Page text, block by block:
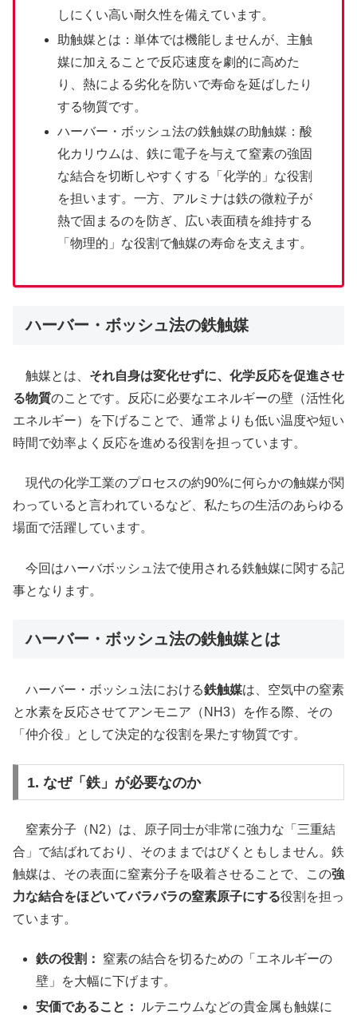
しにくい高い耐久性を備えています。
助触媒とは：単体では機能しませんが、主触
媒に加えることで反応速度を劇的に高めた
り、熱による劣化を防いで寿命を延ばしたり
する物質です。
ハーバー・ボッシュ法の鉄触媒の助触媒：酸
化カリウムは、鉄に電子を与えて窒素の強固
な結合を切断しやすくする「化学的」な役割
を担います。一方、アルミナは鉄の微粒子が
熱で固まるのを防ぎ、広い表面積を維持する
「物理的」な役割で触媒の寿命を支えます。
ハーバー・ボッシュ法の鉄触媒
触媒とは、 それ自身は変化せずに、化学反応を促進させ
る物質のことです。反応に必要なエネルギーの壁（活性化
エネルギー）を下げることで、通常よりも低い温度や短い
時間で効率よく反応を進める役割を担っています。
現代の化学工業のプロセスの約90%に何らかの触媒が関
わっていると言われているなど、私たちの生活のあらゆる
場面で活躍しています。
今回はハーバボッシュ法で使用される鉄触媒に関する記
事となります。
ハーバー・ボッシュ法の鉄触媒とは
ハーバー・ボッシュ法における鉄触媒は、空気中の窒素
と水素を反応させてアンモニア（NH3）を作る際、その
「仲介役」として決定的な役割を果たす物質です。
1. なぜ「鉄」が必要なのか
窒素分子（N2）は、原子同士が非常に強力な「三重結
合」で結ばれており、そのままではびくともしません。鉄
触媒は、その表面に窒素分子を吸着させることで、この強
力な結合をほどいてバラバラの窒素原子にする役割を担っ
ています。
鉄の役割：
窒素の結合を切るための「エネルギーの
壁」を大幅に下げます。
安価であること：
ルテニウムなどの貴金属も触媒に